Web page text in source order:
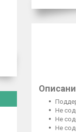
Не
Не
Не